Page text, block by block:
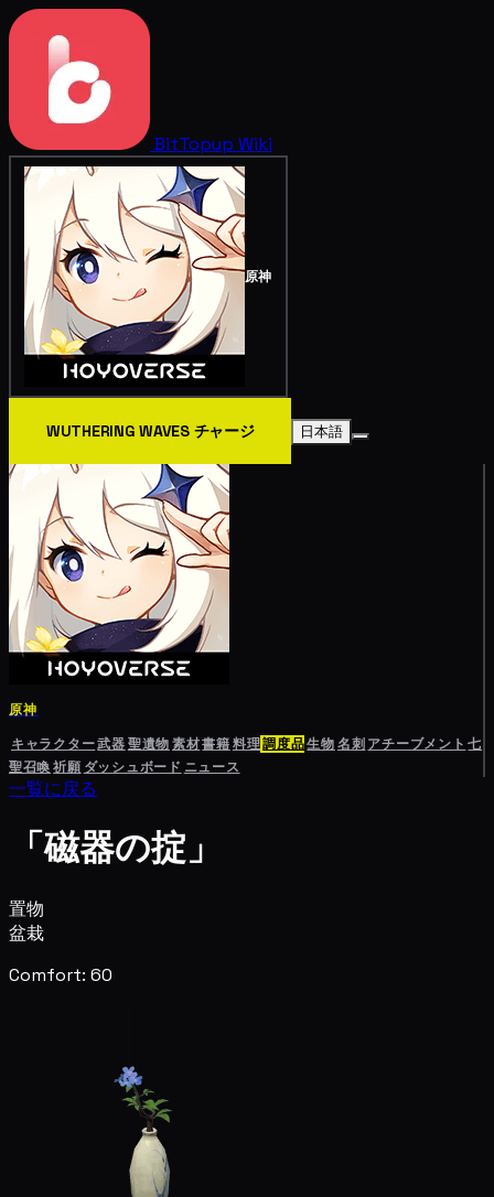
BitTopup Wiki
原神
WUTHERING WAVES チャージ 日本語
原神
キャラクター武器聖遺物素材書籍料理調度品生物名刺 アチーブメント 七
聖召喚祈願 ダッシュボード ニュース
一覧に戻る
「磁器の掟」
置物
盆栽
Comfort: 60